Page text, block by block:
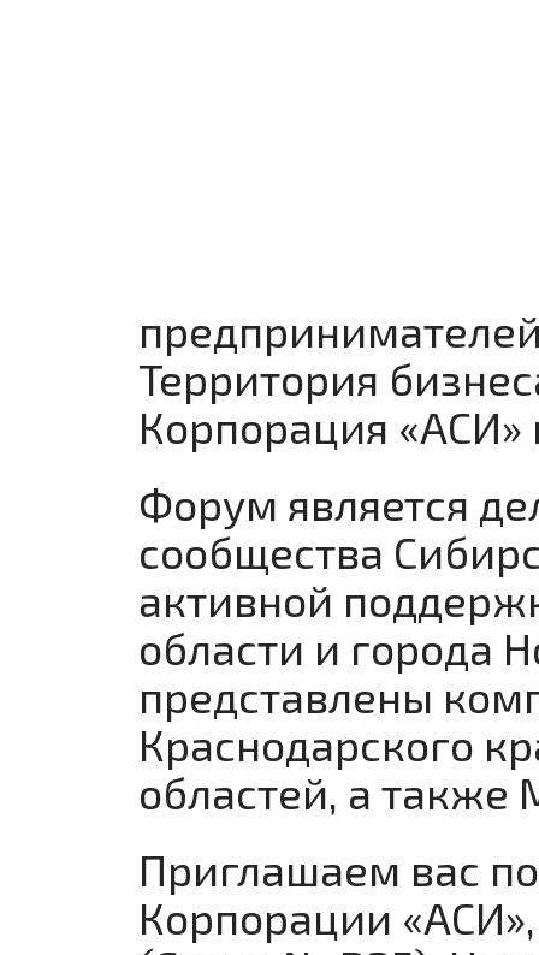
Территория
Корпорация «АСИ»
Форум является
сообщества
активной
области и города
представлены
Краснодарского
областей, а также
Приглашаем вас
Корпорации